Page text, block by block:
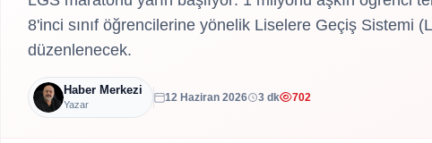
8'inci sınıf öğrencilerine yönelik Liselere Geçiş Sistemi
düzenlenecek.
Haber Merkezi
Yazar
12 Haziran 2026 3 dk 702